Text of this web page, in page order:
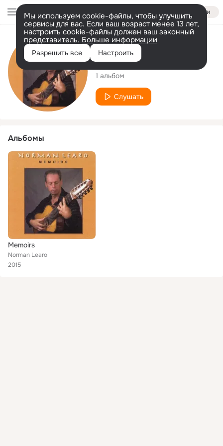
Войти
Мы используем cookie-файлы, чтобы улучшить
сервисы для вас. Если ваш возраст менее 13 лет,
настроить cookie-файлы должен ваш законный
представитель. Больше информации
Разрешить все Настроить
Исполнитель
Norman Learo
1 альбом
Слушать
Альбомы
Memoirs
Norman Learo
2015